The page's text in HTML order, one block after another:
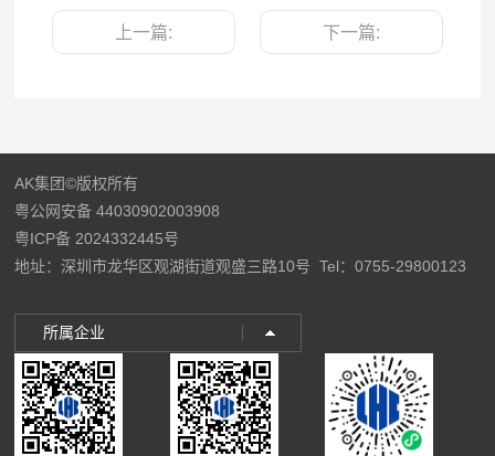
上一篇: 下一篇:
AK集团©版权所有
粤公网安备 44030902003908
粤ICP备 2024332445号
地址：深圳市龙华区观湖街道观盛三路10号 Tel：0755-29800123
所属企业